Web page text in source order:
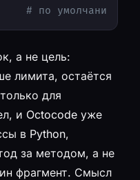
# по умолчанию
а не цель:
лимита, остаётся
для
и Octocode уже
в Python,
за методом, а не
фрагмент. Смысл